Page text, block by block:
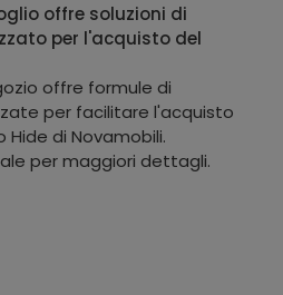
offre soluzioni di
per l'acquisto del
offre formule di
per facilitare l'acquisto
di Novamobili.
per maggiori dettagli.